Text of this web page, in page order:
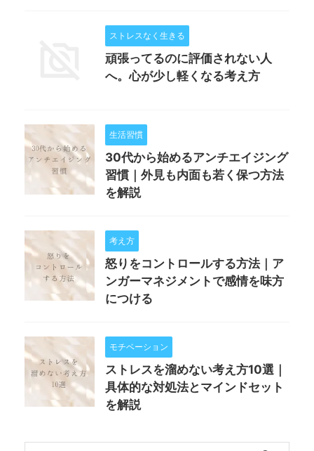
ストレスなく生きる
頑張ってるのに評価されない人
へ。心が少し軽くなる考え方
生活習慣
30代から始めるアンチエイジング
習慣｜外見も内面も若く保つ方法
を解説
考え方
怒りをコントロールする方法｜ア
ンガーマネジメントで感情を味方
につける
モチベーション
ストレスを溜めない考え方10選｜
具体的な対処法とマインドセット
を解説